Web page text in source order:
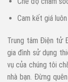
Cam kết giá
Trung tâm Điện tử
gia đình sử dụng
vụ của chúng tôi
nhà bạn. Đừng